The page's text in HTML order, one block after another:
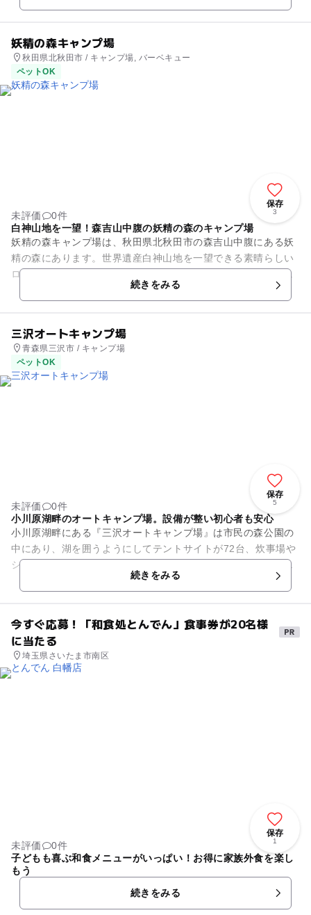
妖精の森キャンプ場
秋田県北秋田市 / キャンプ場, バーベキュー
ペットOK
保存
3
未評価
0件
白神山地を一望！森吉山中腹の妖精の森のキャンプ場
妖精の森キャンプ場は、秋田県北秋田市の森吉山中腹にある妖
精の森にあります。世界遺産白神山地を一望できる素晴らしい
ロケーションです。キャンプ場は全面芝生のサイトで、水洗ト
イレ、炊事場、駐車場が完備...続きをみる
三沢オートキャンプ場
青森県三沢市 / キャンプ場
ペットOK
保存
5
未評価
0件
小川原湖畔のオートキャンプ場。設備が整い初心者も安心
小川原湖畔にある『三沢オートキャンプ場』は市民の森公園の
中にあり、湖を囲うようにしてテントサイトが72台、炊事場や
シャワートイレも完備されています。テントやバーベキュー道
具などのレンタルを行って...続きをみる
今すぐ応募！「和食処とんでん」食事券が20名様
に当たる
埼玉県さいたま市南区
保存
1
未評価
0件
子どもも喜ぶ和食メニューがいっぱい！お得に家族外食を楽し
もう
続きをみる